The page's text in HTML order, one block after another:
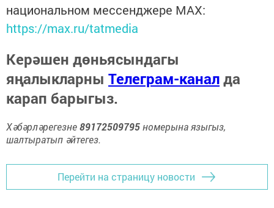
национальном мессенджере MАХ:
https://max.ru/tatmedia
Керәшен дөньясындагы
яңалыкларны Телеграм-каналда
карап барыгыз.
Хәбәрләрегезне89172509795номерына языгыз,
шалтыратып әйтегез.
Перейти на страницу новости